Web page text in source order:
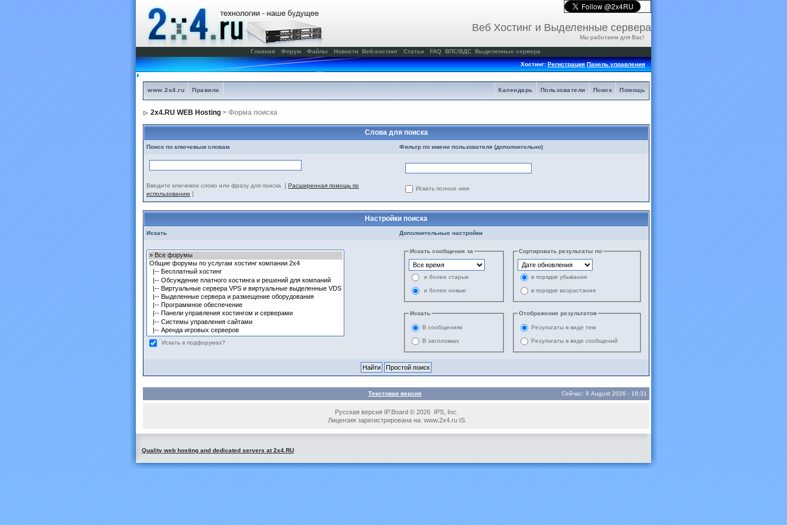
Веб Хостинг и Выделенные сервера
Мы работаем для Вас!
Главная Форум Файлы Новости Веб-хостинг Статьи FAQ ВПС/ВДС Выделенные сервера
Хостинг:Регистрация Панель управления
www.2x4.ru Правила Помощь
Поиск
Пользователи
Календарь
2x4.RU WEB Hosting > Форма поиска
Слова для поиска
Поиск по ключевым словам Фильтр по имени пользователя (дополнительно)
Введите ключевое слово или фразу для поиска. [ Расширенная помощь по
использованию ]
Искать полное имя
Настройки поиска
Искать Дополнительные настройки
Искать в подфорумах?
Искать сообщения за
и более старые
и более новые
Сортировать результаты по
в порядке убывания
в порядке возрастания
Искать
В сообщениях
В заголовках
Отображение результатов
Результаты в виде тем
Результаты в виде сообщений
Текстовая версия Сейчас: 8 August 2026 - 18:31
Русская версия IP.Board © 2026 IPS, Inc.
Лицензия зарегистрирована на: www.2x4.ru IS
Quality web hosting and dedicated servers at 2x4.RU